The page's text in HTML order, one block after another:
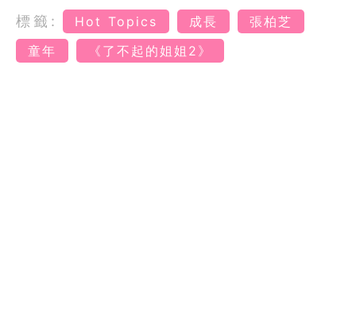
標籤: Hot Topics 成長
張柏芝
童年
《了不起的姐姐2》